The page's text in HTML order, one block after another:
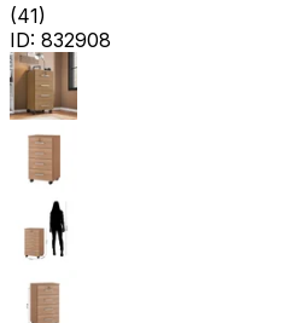
(41)
ID: 832908